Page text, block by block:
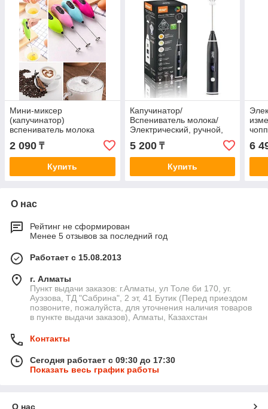
Мини-миксер
(капучинатор)
вспениватель молока
2 090 ₸
Купить
Капучинатор/
Вспениватель молока/
Электрический, ручной,
беспроводной R-322 20W
5 200₸
Купить
6
О нас
Рейтинг не сформирован
Менее 5 отзывов за последний год
Работает с 15.08.2013
г. Алматы
Пункт выдачи заказов: г.Алматы, ул Толе би 170, уг.
Ауэзова, ТД "Сабрина", 2 эт, 41 Бутик (Перед приездом
позвоните, пожалуйста, для уточнения наличия товаров
в пункте выдачи заказов), Алматы, Казахстан
Контакты
Сегодня работает с 09:30 до 17:30
Показать весь график работы
О нас